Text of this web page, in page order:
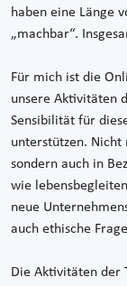
haben eine Länge
„machbar“.
Für mich ist die
unsere Aktivitäten
Sensibilität für
unterstützen. Nicht
sondern auch in
wie
neue
auch ethische
Die Aktivitäten der